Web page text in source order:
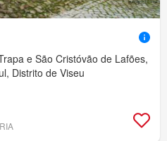
e São Cristóvão de Lafões,
Distrito de Viseu